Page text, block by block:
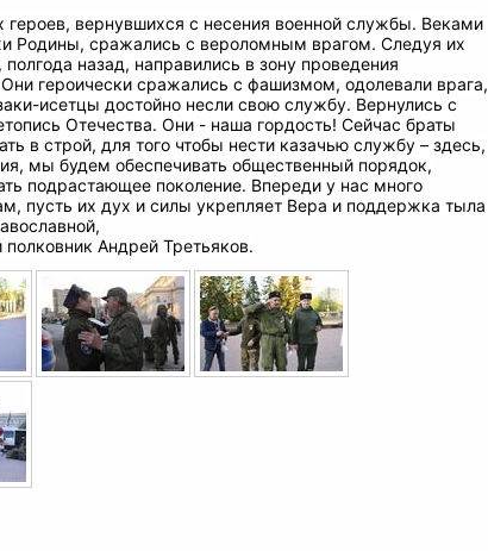
вернувшихся с несения военной службы. Веками
Родины, сражались с вероломным врагом. Следуя их
назад, направились в зону проведения
героически сражались с фашизмом, одолевали врага,
исетцы достойно несли свою службу. Вернулись с
Отечества. Они - наша гордость! Сейчас браты
в строй, для того чтобы нести казачью службу – здесь,
мы будем обеспечивать общественный порядок,
подрастающее поколение. Впереди у нас много
пусть их дух и силы укрепляет Вера и поддержка тыла
Андрей Третьяков.